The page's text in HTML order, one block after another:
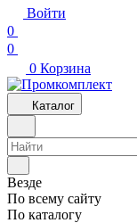
Войти
0
0
0 Корзина
Каталог
Везде
По всему сайту
По каталогу